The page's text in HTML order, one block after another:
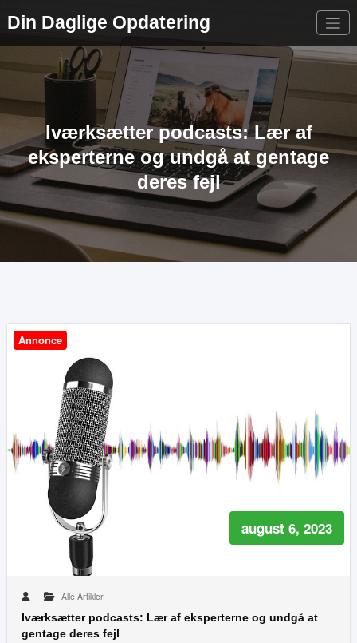
Din Daglige Opdatering
Iværksætter podcasts: Lær af
eksperterne og undgå at gentage
deres fejl
Annonce
august 6, 2023
Alle Artikler
Iværksætter podcasts: Lær af eksperterne og undgå at
gentage deres fejl